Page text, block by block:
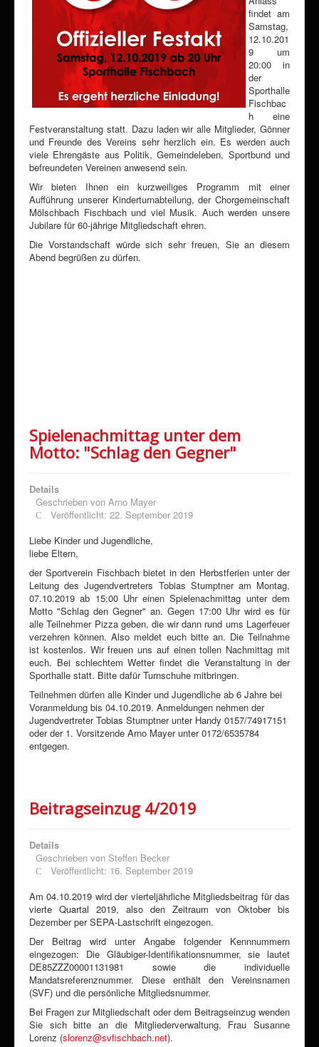
findet am
Samstag,
12.10.201
9 um
20:00 in
der
Sporthalle
Fischbac
h eine
Festveranstaltung statt. Dazu laden wir alle Mitglieder, Gönner
und Freunde des Vereins sehr herzlich ein. Es werden auch
viele Ehrengäste aus Politik, Gemeindeleben, Sportbund und
befreundeten Vereinen anwesend sein.
Wir bieten Ihnen ein kurzweiliges Programm mit einer
Aufführung unserer Kinderturnabteilung, der Chorgemeinschaft
Mölschbach Fischbach und viel Musik. Auch werden unsere
Jubilare für 60-jährige Mitgliedschaft ehren.
Die Vorstandschaft würde sich sehr freuen, Sie an diesem
Abend begrüßen zu dürfen.
Spielenachmittag unter dem
Motto: "Schlag den Gegner"
Details
Geschrieben von Arno Mayer
Veröffentlicht: 22. September 2019
Liebe Kinder und Jugendliche,
liebe Eltern,
der Sportverein Fischbach bietet in den Herbstferien unter der
Leitung des Jugendvertreters Tobias Stumptner am Montag,
07.10.2019 ab 15:00 Uhr einen Spielenachmittag unter dem
Motto "Schlag den Gegner" an. Gegen 17:00 Uhr wird es für
alle Teilnehmer Pizza geben, die wir dann rund ums Lagerfeuer
verzehren können. Also meldet euch bitte an. Die Teilnahme
ist kostenlos. Wir freuen uns auf einen tollen Nachmittag mit
euch. Bei schlechtem Wetter findet die Veranstaltung in der
Sporthalle statt. Bitte dafür Turnschuhe mitbringen.
Teilnehmen dürfen alle Kinder und Jugendliche ab 6 Jahre bei
Voranmeldung bis 04.10.2019. Anmeldungen nehmen der
Jugendvertreter Tobias Stumptner unter Handy 0157/74917151
oder der 1. Vorsitzende Arno Mayer unter 0172/6535784
entgegen.
Beitragseinzug 4/2019
Details
Geschrieben von Steffen Becker
Veröffentlicht: 16. September 2019
Am 04.10.2019 wird der vierteljährliche Mitgliedsbeitrag für das
vierte Quartal 2019, also den Zeitraum von Oktober bis
Dezember per SEPA-Lastschrift eingezogen.
Der Beitrag wird unter Angabe folgender Kennnummern
eingezogen: Die Gläubiger-Identifikationsnummer, sie lautet
DE85ZZZ00001131981 sowie die individuelle
Mandatsreferenznummer. Diese enthält den Vereinsnamen
(SVF) und die persönliche Mitgliedsnummer.
Bei Fragen zur Mitgliedschaft oder dem Beitragseinzug wenden
Sie sich bitte an die Mitgliederverwaltung, Frau Susanne
Lorenz (slorenz@svfischbach.net).